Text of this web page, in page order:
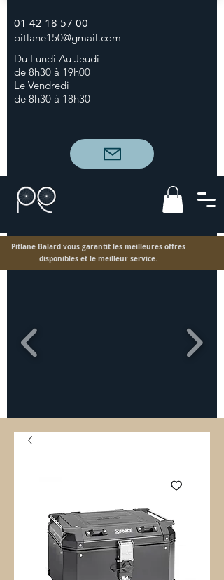
Pitlane Balard vous garantit les meilleures offres
disponibles et le meilleur service.
01 42 18 57 00
pitlane150@gmail.com
Du Lundi Au Jeudi
de 8h30 à 19h00
Le Vendredi
de 8h30 à 18h30